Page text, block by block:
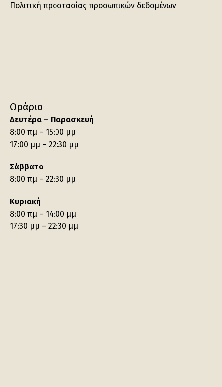
Πολιτική προστασίας προσωπικών δεδομένων
Ωράριο
Δευτέρα – Παρασκευή
8:00 πμ – 15:00 μμ
17:00 μμ – 22:30 μμ
Σάββατο
8:00 πμ – 22:30 μμ
Κυριακή
8:00 πμ – 14:00 μμ
17:30 μμ – 22:30 μμ